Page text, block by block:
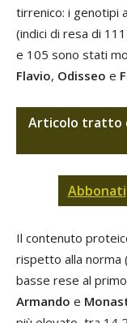
tirrenico: i genotipi
(indici di resa di
e 105 sono stati
Flavio, Odisseo e
Articolo tratto
Abbonati
Il contenuto
rispetto alla norma (
basse rese al
Armando e